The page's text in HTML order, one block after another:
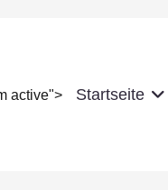
active"> Startseite